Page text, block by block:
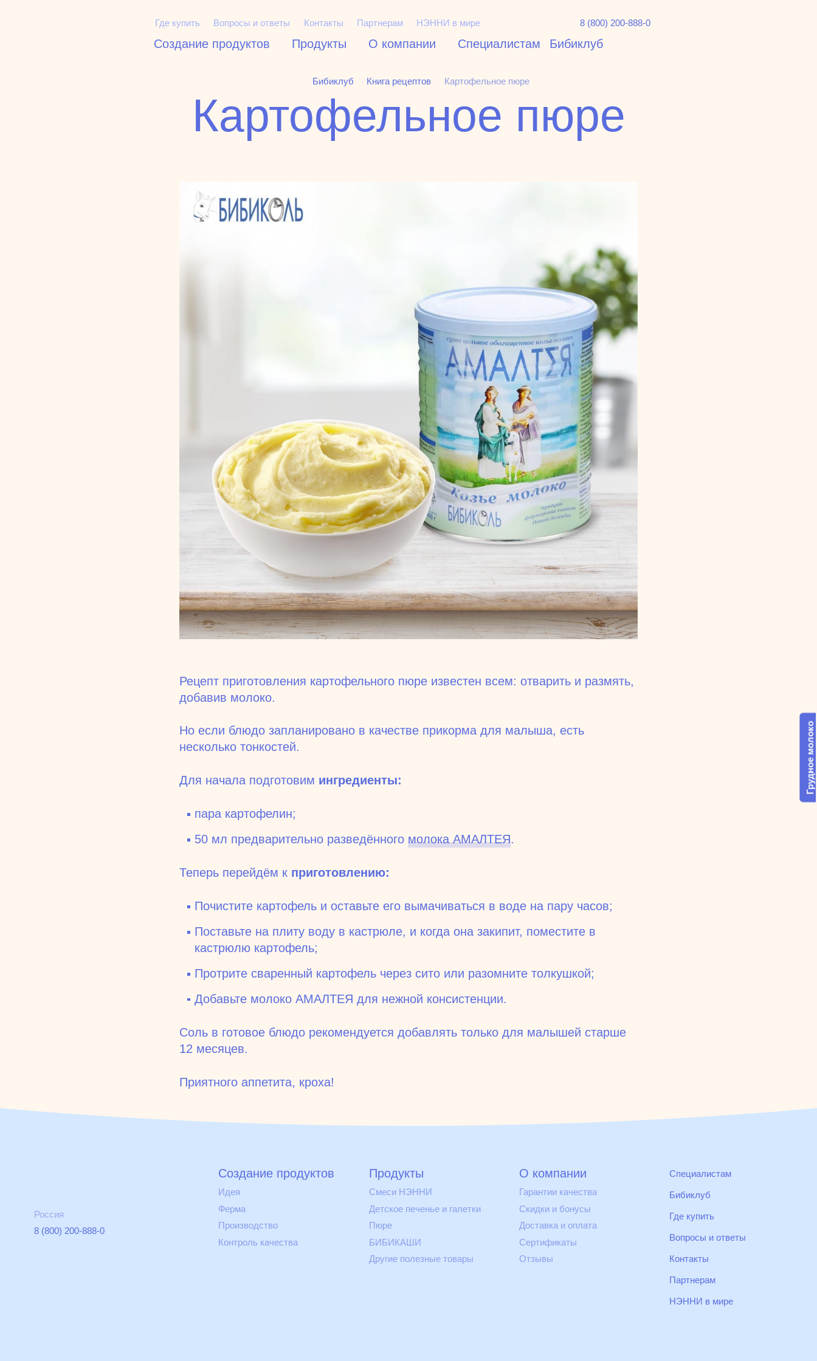
Где купить Вопросы и ответы Контакты Партнерам НЭННИ в мире 8 (800) 200-888-0
Создание продуктов Продукты О компании Специалистам Бибиклуб
товары статьи
Бибиклуб Книга рецептов Картофельное пюре
Картофельное пюре
Рецепт приготовления картофельного пюре известен всем: отварить и размять,
добавив молоко.
Но если блюдо запланировано в качестве прикорма для малыша, есть
несколько тонкостей.
Для начала подготовим ингредиенты:
пара картофелин;
50 мл предварительно разведённого молока АМАЛТЕЯ.
Теперь перейдём к приготовлению:
Почистите картофель и оставьте его вымачиваться в воде на пару часов;
Поставьте на плиту воду в кастрюле, и когда она закипит, поместите в
кастрюлю картофель;
Протрите сваренный картофель через сито или разомните толкушкой;
Добавьте молоко АМАЛТЕЯ для нежной консистенции.
Соль в готовое блюдо рекомендуется добавлять только для малышей старше
12 месяцев.
Приятного аппетита, кроха!
Россия
8 (800) 200-888-0
Создание продуктов
Идея
Ферма
Производство
Контроль качества
Продукты
Смеси НЭННИ
Детское печенье и галетки
Пюре
БИБИКАШИ
Другие полезные товары
О компании
Гарантии качества
Скидки и бонусы
Доставка и оплата
Сертификаты
Отзывы
Специалистам
Бибиклуб
Где купить
Вопросы и ответы
Контакты
Партнерам
НЭННИ в мире
Грудное молоко